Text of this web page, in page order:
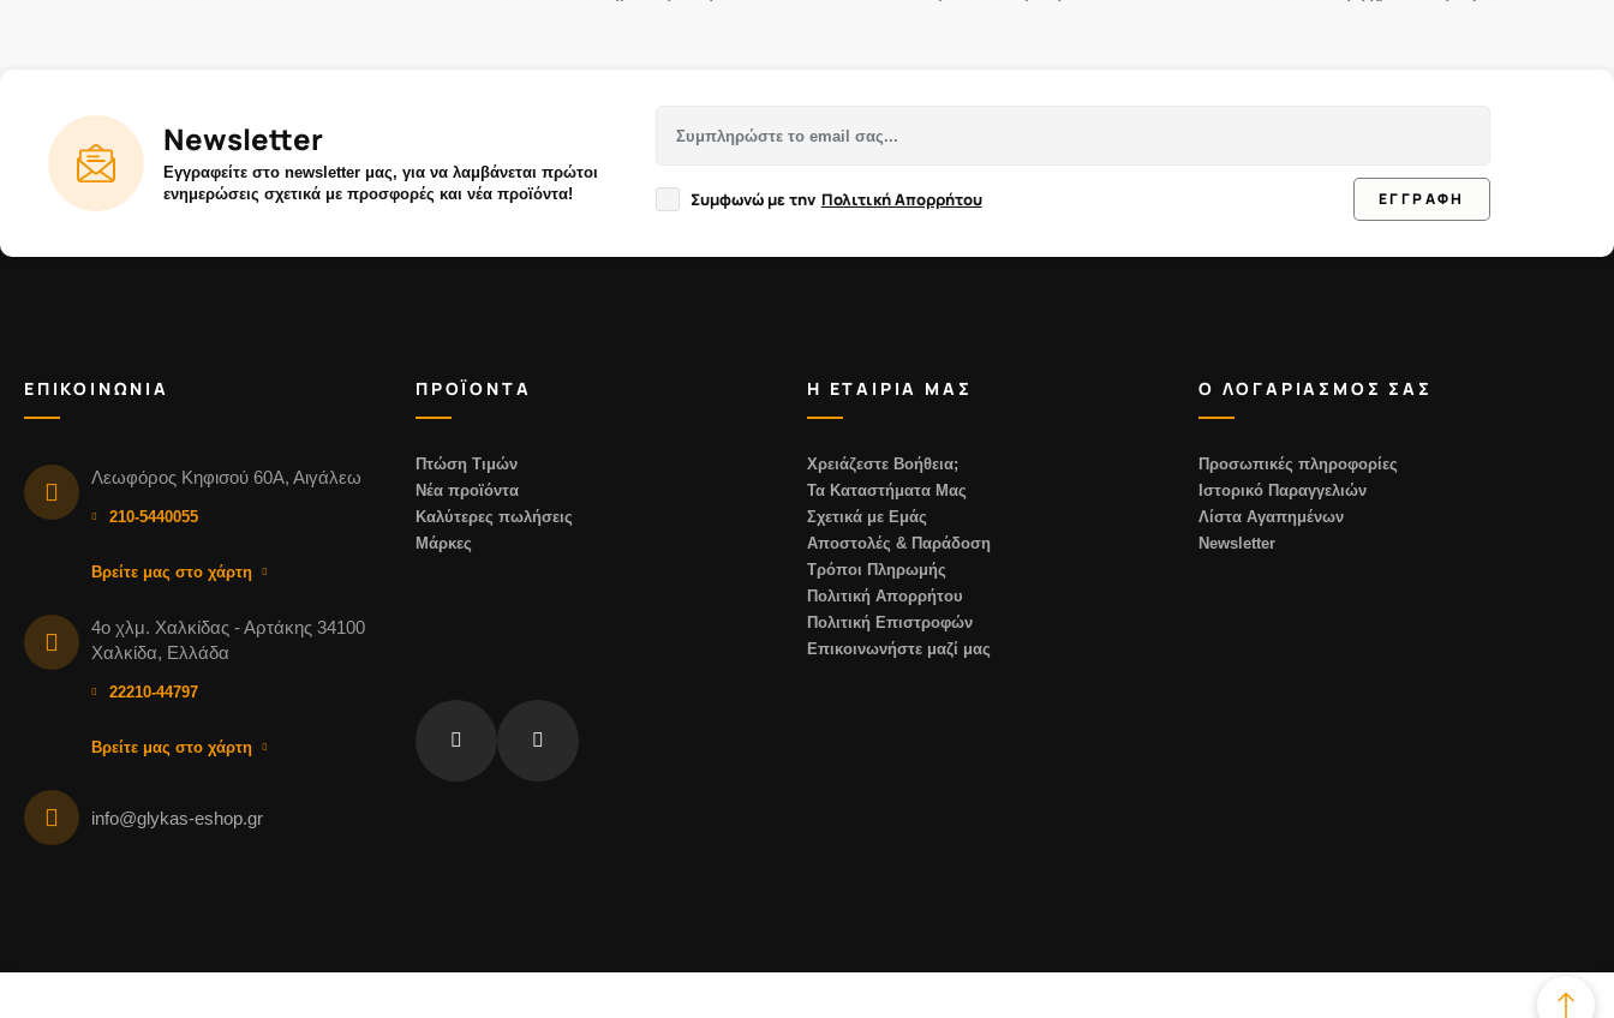
Newsletter
Εγγραφείτε στο newsletter μας, για να λαμβάνεται πρώτοι
ενημερώσεις σχετικά με προσφορές και νέα προϊόντα!
Συμφωνώ με την Πολιτική Απορρήτου ΕΓΓΡΑΦΗ
ΕΠΙΚΟΙΝΩΝΙΑ
Λεωφόρος Κηφισού 60Α, Αιγάλεω
210-5440055
Βρείτε μας στο χάρτη
4ο χλμ. Χαλκίδας - Αρτάκης 34100
Χαλκίδα, Ελλάδα
22210-44797
Βρείτε μας στο χάρτη
info@glykas-eshop.gr
ΠΡΟΪΟΝΤΑ
Πτώση Τιμών
Νέα προϊόντα
Καλύτερες πωλήσεις
Μάρκες
fb insta
Η ΕΤΑΙΡΙΑ ΜΑΣ
Χρειάζεστε Βοήθεια;
Τα Καταστήματα Μας
Σχετικά με Εμάς
Αποστολές & Παράδοση
Τρόποι Πληρωμής
Πολιτική Απορρήτου
Πολιτική Επιστροφών
Επικοινωνήστε μαζί μας
Ο ΛΟΓΑΡΙΑΣΜΟΣ ΣΑΣ
Προσωπικές πληροφορίες
Ιστορικό Παραγγελιών
Λίστα Αγαπημένων
Newsletter